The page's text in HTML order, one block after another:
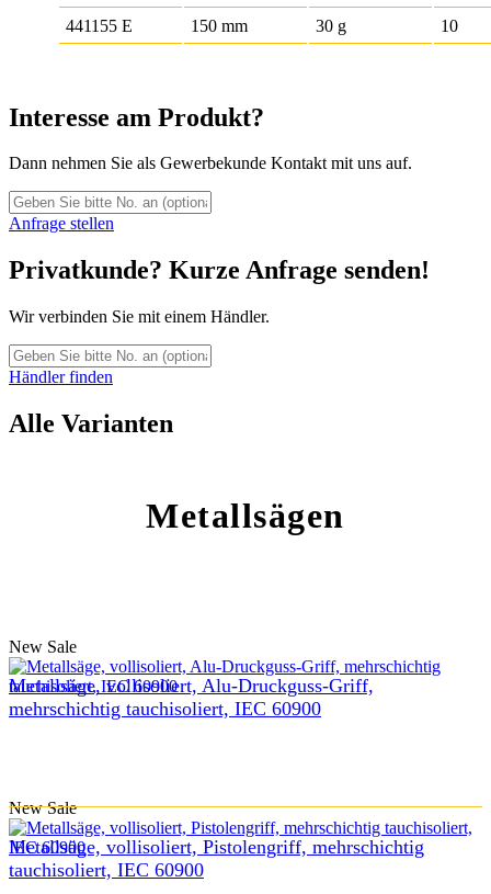
441155 E
150 mm 30 g 10
Interesse am Produkt?
Dann nehmen Sie als Gewerbekunde Kontakt mit uns auf.
Anfrage stellen
Privatkunde? Kurze Anfrage senden!
Wir verbinden Sie mit einem Händler.
Händler finden
Alle Varianten
Metallsägen
New Sale
Metallsäge, vollisoliert, Alu-Druckguss-Griff,
mehrschichtig tauchisoliert, IEC 60900
New Sale
Metallsäge, vollisoliert, Pistolengriff, mehrschichtig
tauchisoliert, IEC 60900